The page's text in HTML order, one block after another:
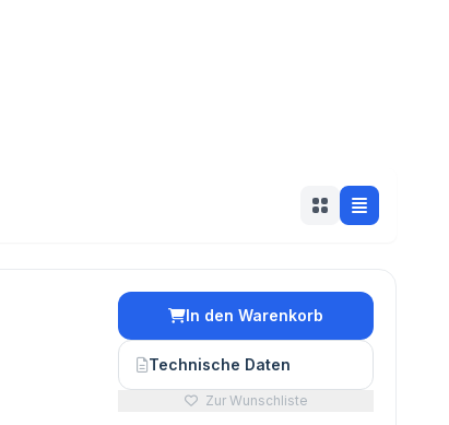
In den Warenkorb
Technische Daten
Zur Wunschliste